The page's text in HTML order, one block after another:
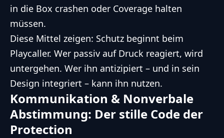
in die Box crashen oder Coverage halten
müssen.
Diese Mittel zeigen: Schutz beginnt beim
Playcaller. Wer passiv auf Druck reagiert, wird
untergehen. Wer ihn antizipiert – und in sein
Design integriert – kann ihn nutzen.
Kommunikation & Nonverbale
Abstimmung: Der stille Code der
Protection